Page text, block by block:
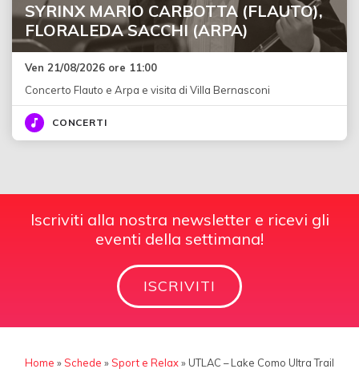
SYRINX MARIO CARBOTTA (FLAUTO),
FLORALEDA SACCHI (ARPA)
Ven 21/08/2026 ore 11:00
Concerto Flauto e Arpa e visita di Villa Bernasconi
CONCERTI
Iscriviti alla nostra newsletter e ricevi gli
eventi della settimana!
ISCRIVITI
Home »Schede »Sport e Relax» UTLAC – Lake Como Ultra Trail